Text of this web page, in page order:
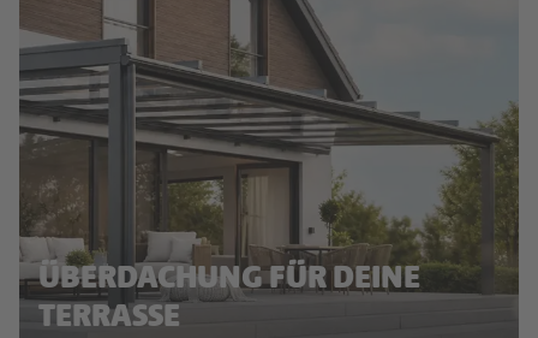
ÜBERDACHUNG FÜR DEINE
TERRASSE